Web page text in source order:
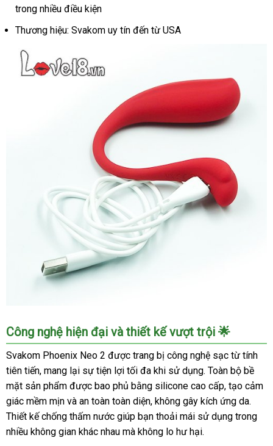
trong nhiều điều kiện
Thương hiệu: Svakom uy tín đến từ USA
Trứng
rung
tình
yêu
Svakom
Phoenix
Neo
2
–
Công nghệ hiện đại và thiết kế vượt trội 🌟
Svakom Phoenix Neo 2 được trang bị công nghệ sạc từ tính
tiên tiến, mang lại sự tiện lợi tối đa khi sử dụng. Toàn bộ bề
mặt sản phẩm được bao phủ bằng silicone cao cấp, tạo cảm
giác mềm mịn và an toàn toàn diện, không gây kích ứng da.
Thiết kế chống thấm nước giúp bạn thoải mái sử dụng trong
nhiều không gian khác nhau mà không lo hư hại.